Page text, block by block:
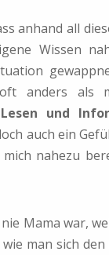
anhand all
Wissen
anders als
und
auch ein
nahezu
Mama war,
man sich